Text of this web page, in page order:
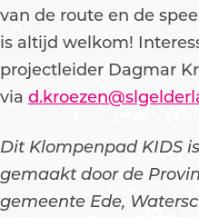
van de route en de
is altijd welkom!
projectleider Dagmar
via
Dit Klompenpad KIDS
gemaakt door de
gemeente Ede,